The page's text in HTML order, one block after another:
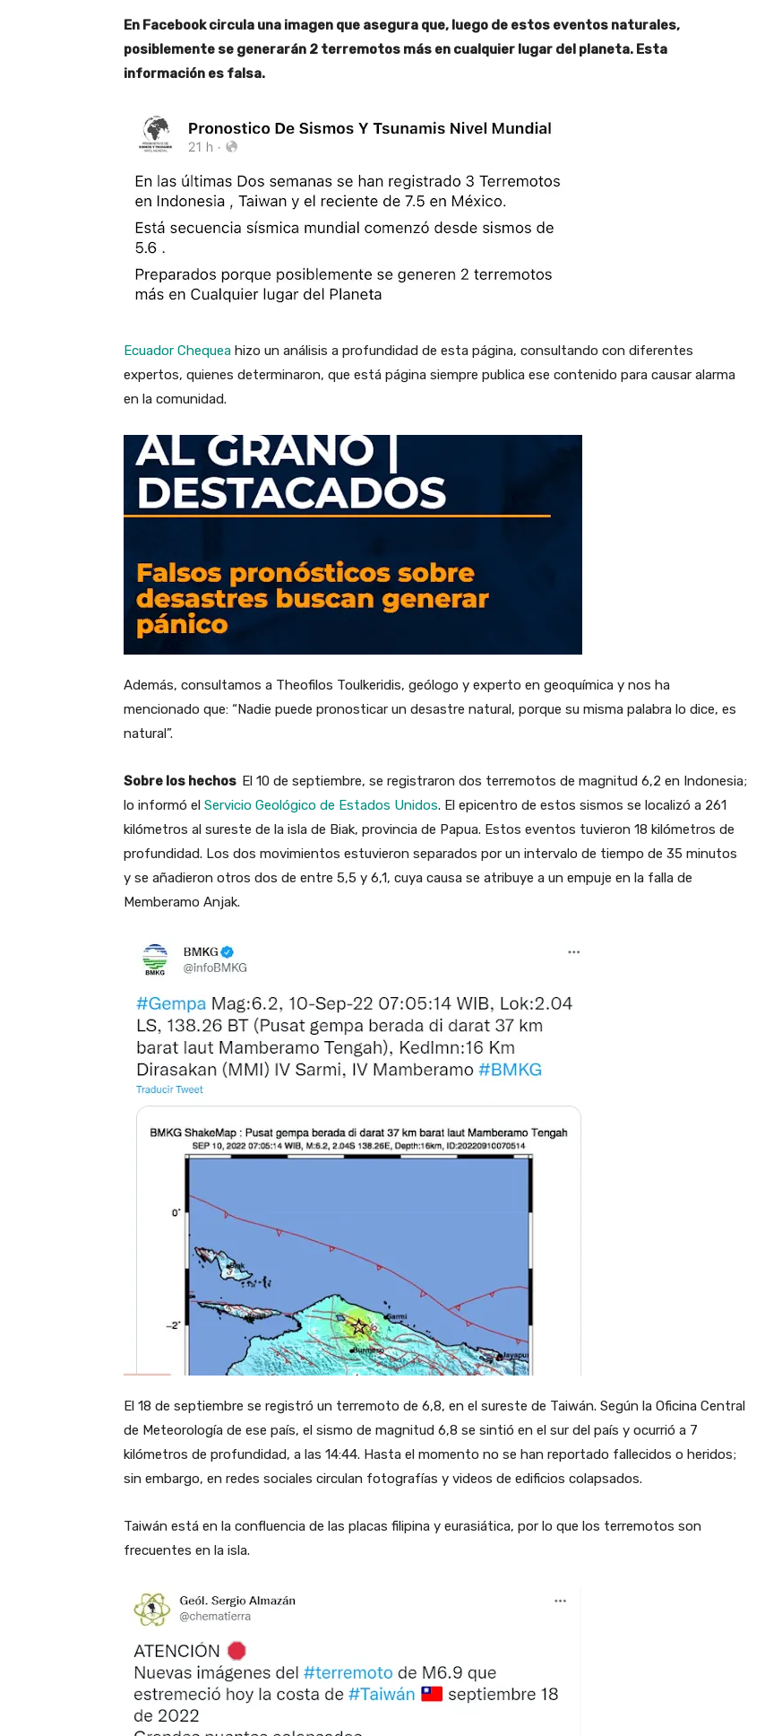
En Facebook circula una imagen que asegura que, luego de estos eventos naturales,
posiblemente se generarán 2 terremotos más en cualquier lugar del planeta. Esta
información es falsa.
Ecuador Chequea hizo un análisis a profundidad de esta página, consultando con diferentes
expertos, quienes determinaron, que está página siempre publica ese contenido para causar alarma
en la comunidad.
Además, consultamos a Theofilos Toulkeridis, geólogo y experto en geoquímica y nos ha
mencionado que: “Nadie puede pronosticar un desastre natural, porque su misma palabra lo dice, es
natural”.
Sobre los hechos El 10 de septiembre, se registraron dos terremotos de magnitud 6,2 en Indonesia;
lo informó el Servicio Geológico de Estados Unidos. El epicentro de estos sismos se localizó a 261
kilómetros al sureste de la isla de Biak, provincia de Papua. Estos eventos tuvieron 18 kilómetros de
profundidad. Los dos movimientos estuvieron separados por un intervalo de tiempo de 35 minutos
y se añadieron otros dos de entre 5,5 y 6,1, cuya causa se atribuye a un empuje en la falla de
Memberamo Anjak.
El 18 de septiembre se registró un terremoto de 6,8, en el sureste de Taiwán. Según la Oficina Central
de Meteorología de ese país, el sismo de magnitud 6,8 se sintió en el sur del país y ocurrió a 7
kilómetros de profundidad, a las 14:44. Hasta el momento no se han reportado fallecidos o heridos;
sin embargo, en redes sociales circulan fotografías y videos de edificios colapsados.
Taiwán está en la confluencia de las placas filipina y eurasiática, por lo que los terremotos son
frecuentes en la isla.